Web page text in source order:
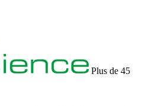
Plus de 45